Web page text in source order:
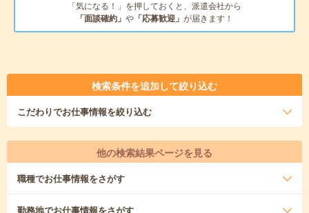
「気になる！」を押しておくと、派遣会社から
「面談確約」 や 「応募歓迎」 が届きます！
検索条件を追加して絞り込む
こだわりでお仕事情報を絞り込む
他の検索結果ページを見る
職種でお仕事情報をさがす
勤務地でお仕事情報をさがす